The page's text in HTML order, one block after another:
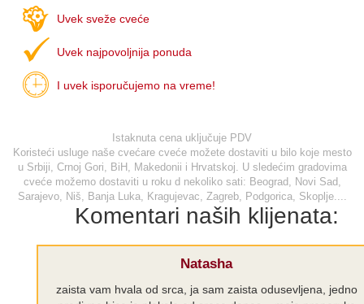
Uvek sveže cveće
Uvek najpovoljnija ponuda
I uvek isporučujemo na vreme!
Istaknuta cena uključuje PDV
Koristeći usluge naše cvećare cveće možete dostaviti u bilo koje mesto
u Srbiji, Crnoj Gori, BiH, Makedonii i Hrvatskoj. U sledećim gradovima
cveće možemo dostaviti u roku d nekoliko sati: Beograd, Novi Sad,
Sarajevo, Niš, Banja Luka, Kragujevac, Zagreb, Podgorica, Skoplje....
Komentari naših klijenata:
Natasha
zaista vam hvala od srca, ja sam zaista odusevljena, jedno